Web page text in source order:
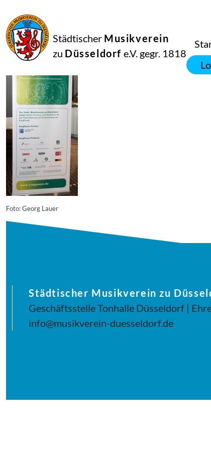
Städtischer Musikverein
zu Düsseldorf e.V. gegr. 1818
September
2014
Manfred Hill
12350
Foto: Georg Lauer
Städtischer Musikverein zu
Geschäftsstelle Tonhalle Düsseldorf |
info@musikverein-duesseldorf.de